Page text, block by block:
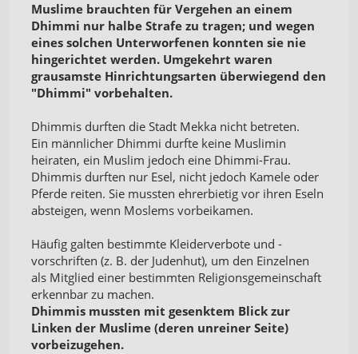
Muslime brauchten für Vergehen an einem
Dhimmi nur halbe Strafe zu tragen; und wegen
eines solchen Unterworfenen konnten sie nie
hingerichtet werden. Umgekehrt waren
grausamste Hinrichtungsarten überwiegend den
"Dhimmi" vorbehalten.
Dhimmis durften die Stadt Mekka nicht betreten.
Ein männlicher Dhimmi durfte keine Muslimin
heiraten, ein Muslim jedoch eine Dhimmi-Frau.
Dhimmis durften nur Esel, nicht jedoch Kamele oder
Pferde reiten. Sie mussten ehrerbietig vor ihren Eseln
absteigen, wenn Moslems vorbeikamen.
Häufig galten bestimmte Kleiderverbote und -
vorschriften (z. B. der Judenhut), um den Einzelnen
als Mitglied einer bestimmten Religionsgemeinschaft
erkennbar zu machen.
Dhimmis mussten mit gesenktem Blick zur
Linken der Muslime (deren unreiner Seite)
vorbeizugehen.